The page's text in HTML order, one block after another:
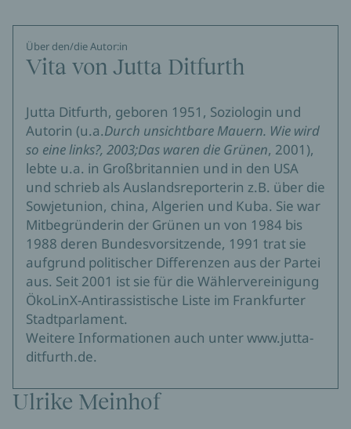
Über den/die Autor:in
Vita von Jutta Ditfurth
Jutta Ditfurth, geboren 1951, Soziologin und
Autorin (u.a.Durch unsichtbare Mauern. Wie wird
so eine links?, 2003;Das waren die Grünen, 2001),
lebte u.a. in Großbritannien und in den USA
und schrieb als Auslandsreporterin z.B. über die
Sowjetunion, china, Algerien und Kuba. Sie war
Mitbegründerin der Grünen un von 1984 bis
1988 deren Bundesvorsitzende, 1991 trat sie
aufgrund politischer Differenzen aus der Partei
aus. Seit 2001 ist sie für die Wählervereinigung
ÖkoLinX-Antirassistische Liste im Frankfurter
Stadtparlament.
Weitere Informationen auch unter www.jutta-
ditfurth.de.
Ulrike Meinhof